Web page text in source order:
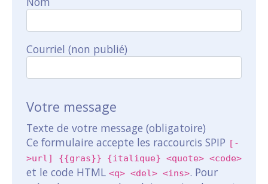
Courriel (non publié)
Votre message
Texte de votre message (obligatoire)
Ce formulaire accepte les raccourcis SPIP [-
>url] {{gras}} {italique} <quote> <code>
et le code HTML <q> <del> <ins>. Pour